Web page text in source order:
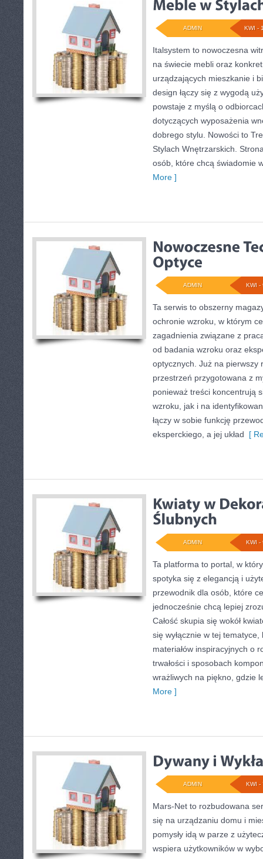
KWI -
ADMIN
Italsystem to nowoczesna
na świecie mebli oraz
urządzających mieszkanie i
design łączy się z wygodą
powstaje z myślą o
dotyczących wyposażenia
dobrego stylu. Nowości to
Stylach Wnętrzarskich.
osób, które chcą świadomie
More ]
KWI -
ADMIN
Ta serwis to obszerny
ochronie wzroku, w którym
zagadnienia związane z
od badania wzroku oraz
optycznych. Już na pierwszy
przestrzeń przygotowana z
ponieważ treści koncentrują
wzroku, jak i na
łączy w sobie funkcję
eksperckiego, a jej układ [
KWI -
ADMIN
Ta platforma to portal, w
spotyka się z elegancją i
przewodnik dla osób, które
jednocześnie chcą lepiej
Całość skupia się wokół
się wyłącznie w tej
materiałów inspiracyjnych o
trwałości i sposobach
wrażliwych na piękno, gdzie
More ]
KWI -
ADMIN
Mars-Net to rozbudowana
się na urządzaniu domu i
pomysły idą w parze z
wspiera użytkowników w